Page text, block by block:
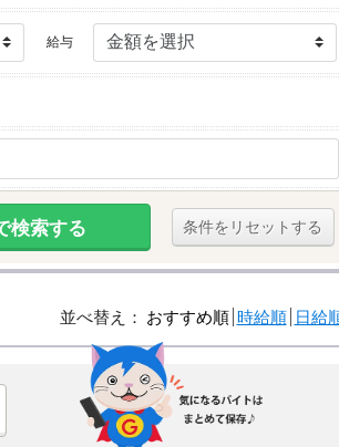
給与
検索する 条件をリセットする
並べ替え： おすすめ順 時給順 日給